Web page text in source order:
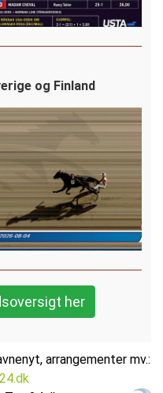
og Finland
her
arrangementer mv.: